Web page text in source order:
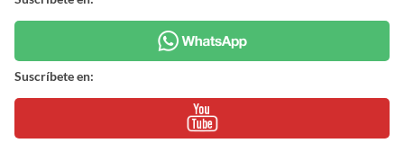
Suscríbete en: